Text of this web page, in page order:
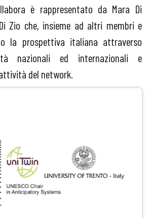
è rappresentato da Mara Di
Zio che, insieme ad altri membri e
la prospettiva italiana attraverso
nazionali ed internazionali e
del network.